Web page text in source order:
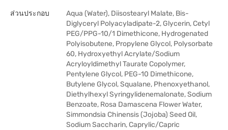
ส่วนประกอบ
Aqua (Water), Diisostearyl Malate, Bis-
Diglyceryl Polyacyladipate-2, Glycerin, Cetyl
PEG/PPG-10/1 Dimethicone, Hydrogenated
Polyisobutene, Propylene Glycol, Polysorbate
60, Hydroxyethyl Acrylate/Sodium
Acryloyldimethyl Taurate Copolymer,
Pentylene Glycol, PEG-10 Dimethicone,
Butylene Glycol, Squalane, Phenoxyethanol,
Diethylhexyl Syringylidenemalonate, Sodium
Benzoate, Rosa Damascena Flower Water,
Simmondsia Chinensis (Jojoba) Seed Oil,
Sodium Saccharin, Caprylic/Capric